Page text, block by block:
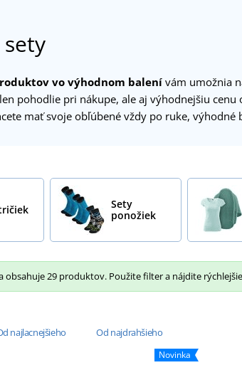
vo výhodnom balenívám umožnia
pohodlie pri nákupe, ale aj výhodnejšiu
mať svoje obľúbené vždy po ruke, výhodné
Sety
ponožiek
obsahuje 29 produktov. Použite filter a nájdite
najlacnejšieho Od najdrahšieho
Novinka